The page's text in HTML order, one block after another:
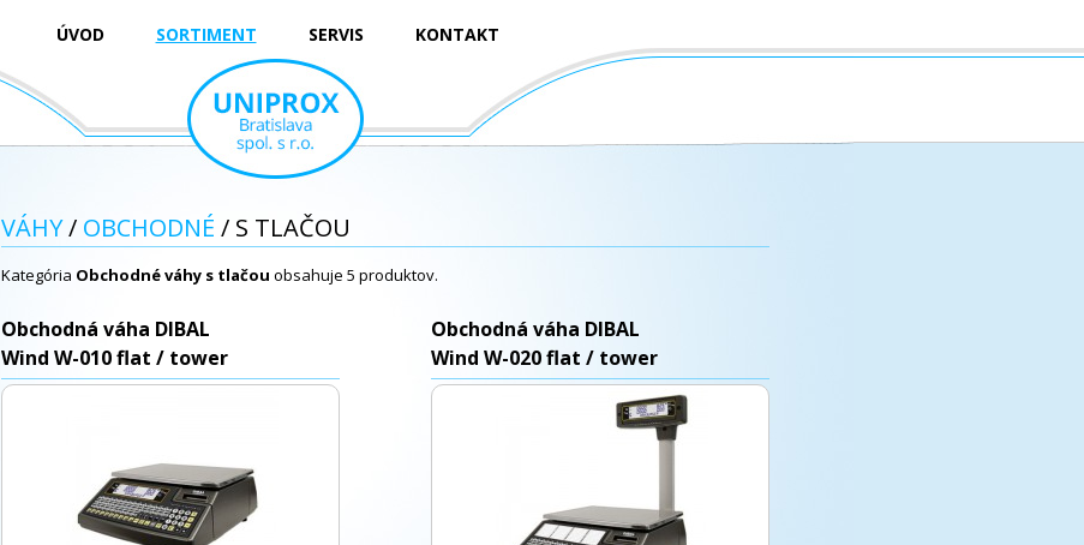
ÚVOD SORTIMENT SERVIS KONTAKT
VÁHY/ OBCHODNÉ / S TLAČOU
Kategória Obchodné váhy s tlačou obsahuje 5 produktov.
Obchodná váha DIBAL
Wind W-010 flat / tower
Obchodná váha DIBAL
Wind W-020 flat / tower